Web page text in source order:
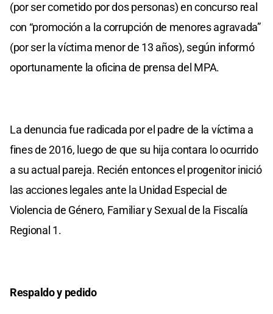
(por ser cometido por dos personas) en concurso real
con “promoción a la corrupción de menores agravada”
(por ser la víctima menor de 13 años), según informó
oportunamente la oficina de prensa del MPA.
La denuncia fue radicada por el padre de la víctima a
fines de 2016, luego de que su hija contara lo ocurrido
a su actual pareja. Recién entonces el progenitor inició
las acciones legales ante la Unidad Especial de
Violencia de Género, Familiar y Sexual de la Fiscalía
Regional 1.
Respaldo y pedido